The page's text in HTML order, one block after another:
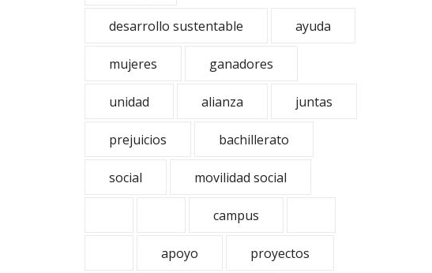
desarrollo sustentable ayuda
mujeres ganadores
unidad alianza juntas
prejuicios bachillerato
social movilidad social
campus
apoyo proyectos